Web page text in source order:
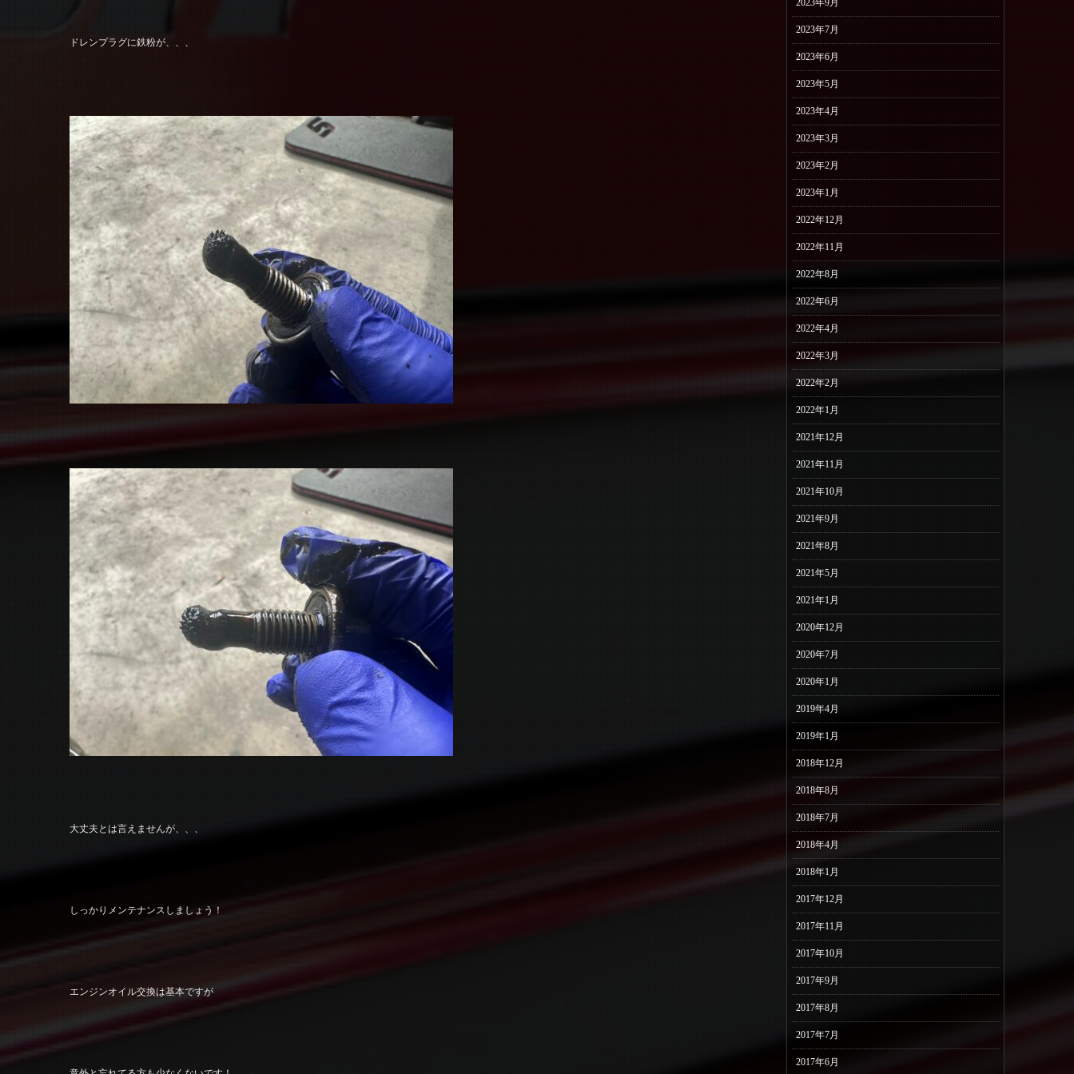
ドレンプラグに鉄粉が、、、
大丈夫とは言えませんが、、、
しっかりメンテナンスしましょう！
エンジンオイル交換は基本ですが
2023年9月
2023年7月
2023年6月
2023年5月
2023年4月
2023年3月
2023年2月
2023年1月
2022年12月
2022年11月
2022年8月
2022年6月
2022年4月
2022年3月
2022年2月
2022年1月
2021年12月
2021年11月
2021年10月
2021年9月
2021年8月
2021年5月
2021年1月
2020年12月
2020年7月
2020年1月
2019年4月
2019年1月
2018年12月
2018年8月
2018年7月
2018年4月
2018年1月
2017年12月
2017年11月
2017年10月
2017年9月
2017年8月
2017年7月
2017年6月